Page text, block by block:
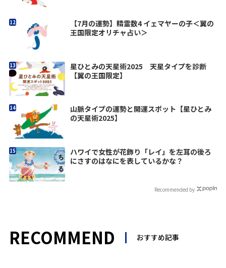
【7月の運勢】精霊数4 イェマヤーの子＜翼の
王国限定オリチャ占い＞
星ひとみの天星術2025 天星タイプを診断
【翼の王国限定】
山脈タイプの運勢と開運スポット【星ひとみ
の天星術2025】
ハワイで女性が花飾り「レイ」を左耳の後ろ
にさすのはなにを表しているかな？
Recommended by
RECOMMEND おすすめ記事